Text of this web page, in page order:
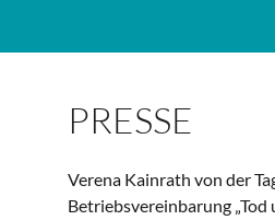
PRESSE
Verena Kainrath von der
Betriebsvereinbarung